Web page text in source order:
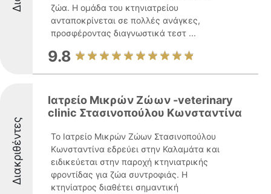
ζώα. Η ομάδα του κτηνιατρείου
ανταποκρίνεται σε πολλές ανάγκες,
προσφέροντας διαγνωστικά τεστ ...
9.8
Διακριθέντες
Ιατρείο Μικρών Ζώων -veterinary
clinic Στασινοπούλου Κωνσταντίνα
Το Ιατρείο Μικρών Ζώων Στασινοπούλου
Κωνσταντίνα εδρεύει στην Καλαμάτα και
ειδικεύεται στην παροχή κτηνιατρικής
φροντίδας για ζώα συντροφιάς. Η
κτηνίατρος διαθέτει σημαντική